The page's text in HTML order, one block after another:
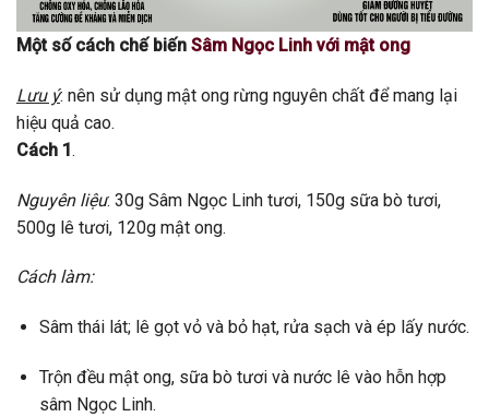
Một số cách chế biến Sâm Ngọc Linh với mật ong
Lưu ý: nên sử dụng mật ong rừng nguyên chất để mang lại
hiệu quả cao.
Cách 1.
Nguyên liệu: 30g Sâm Ngọc Linh tươi, 150g sữa bò tươi,
500g lê tươi, 120g mật ong.
Cách làm:
Sâm thái lát; lê gọt vỏ và bỏ hạt, rửa sạch và ép lấy nước.
Trộn đều mật ong, sữa bò tươi và nước lê vào hỗn hợp
sâm Ngọc Linh.